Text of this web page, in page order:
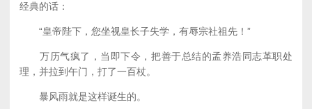
经典的话：
“皇帝陛下，您坐视皇长子失学，有辱宗社祖先！”
万历气疯了，当即下令，把善于总结的孟养浩同志革职处
理，并拉到午门，打了一百杖。
暴风雨就是这样诞生的。